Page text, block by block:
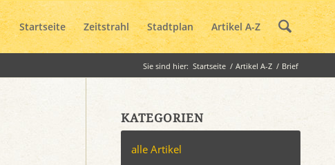
Startseite Zeitstrahl Stadtplan Artikel A-Z
Sie sind hier: Startseite / Artikel A-Z / Brief
KATEGORIEN
alle Artikel